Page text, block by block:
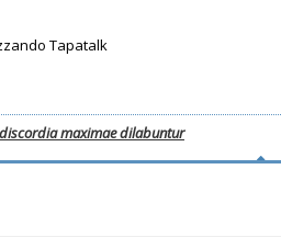
Tapatalk
maximae dilabuntur